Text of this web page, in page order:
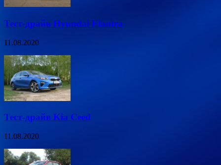
Тест-драйв Hyundai Elantra
11.08.2020
Тест-драйв Kia Ceed
11.08.2020